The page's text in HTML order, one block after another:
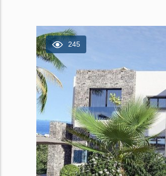
245